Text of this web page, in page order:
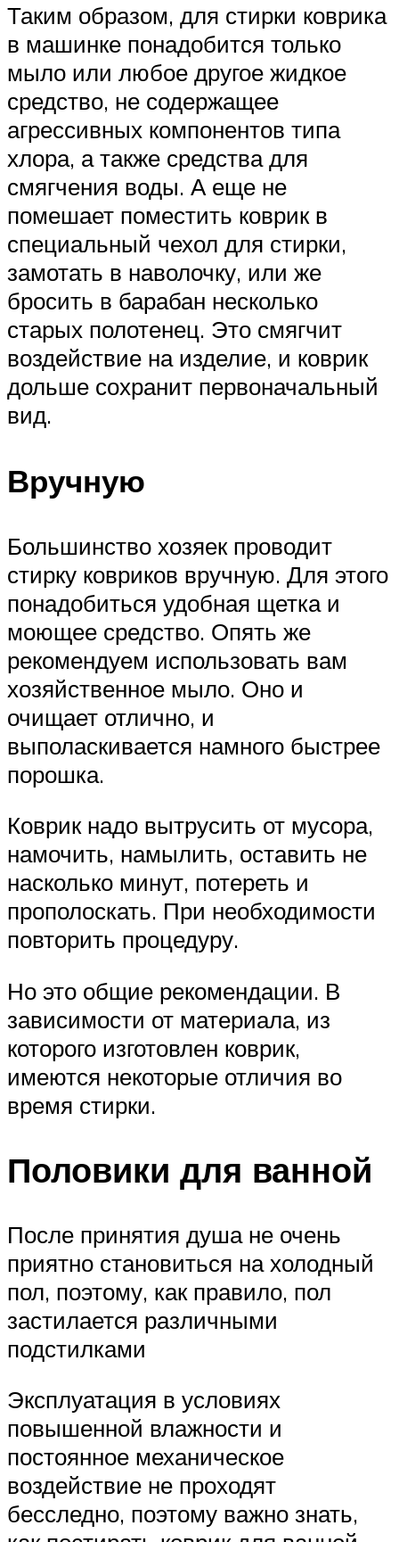
Таким образом, для стирки коврика
в машинке понадобится только
мыло или любое другое жидкое
средство, не содержащее
агрессивных компонентов типа
хлора, а также средства для
смягчения воды. А еще не
помешает поместить коврик в
специальный чехол для стирки,
замотать в наволочку, или же
бросить в барабан несколько
старых полотенец. Это смягчит
воздействие на изделие, и коврик
дольше сохранит первоначальный
вид.
Вручную
Большинство хозяек проводит
стирку ковриков вручную. Для этого
понадобиться удобная щетка и
моющее средство. Опять же
рекомендуем использовать вам
хозяйственное мыло. Оно и
очищает отлично, и
выполаскивается намного быстрее
порошка.
Коврик надо вытрусить от мусора,
намочить, намылить, оставить не
насколько минут, потереть и
прополоскать. При необходимости
повторить процедуру.
Но это общие рекомендации. В
зависимости от материала, из
которого изготовлен коврик,
имеются некоторые отличия во
время стирки.
Половики для ванной
После принятия душа не очень
приятно становиться на холодный
пол, поэтому, как правило, пол
застилается различными
подстилками
Эксплуатация в условиях
повышенной влажности и
постоянное механическое
воздействие не проходят
бесследно, поэтому важно знать,